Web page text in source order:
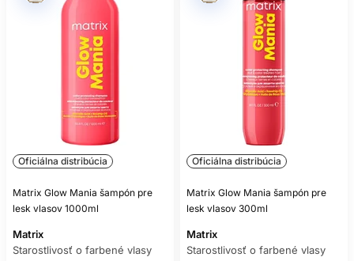
Oficiálna distribúcia
Matrix Glow Mania šampón pre
lesk vlasov 1000ml
Matrix
Starostlivosť o farbené vlasy
Oficiálna distribúcia
Matrix Glow Mania šampón pre
lesk vlasov 300ml
Matrix
Starostlivosť o farbené vlasy